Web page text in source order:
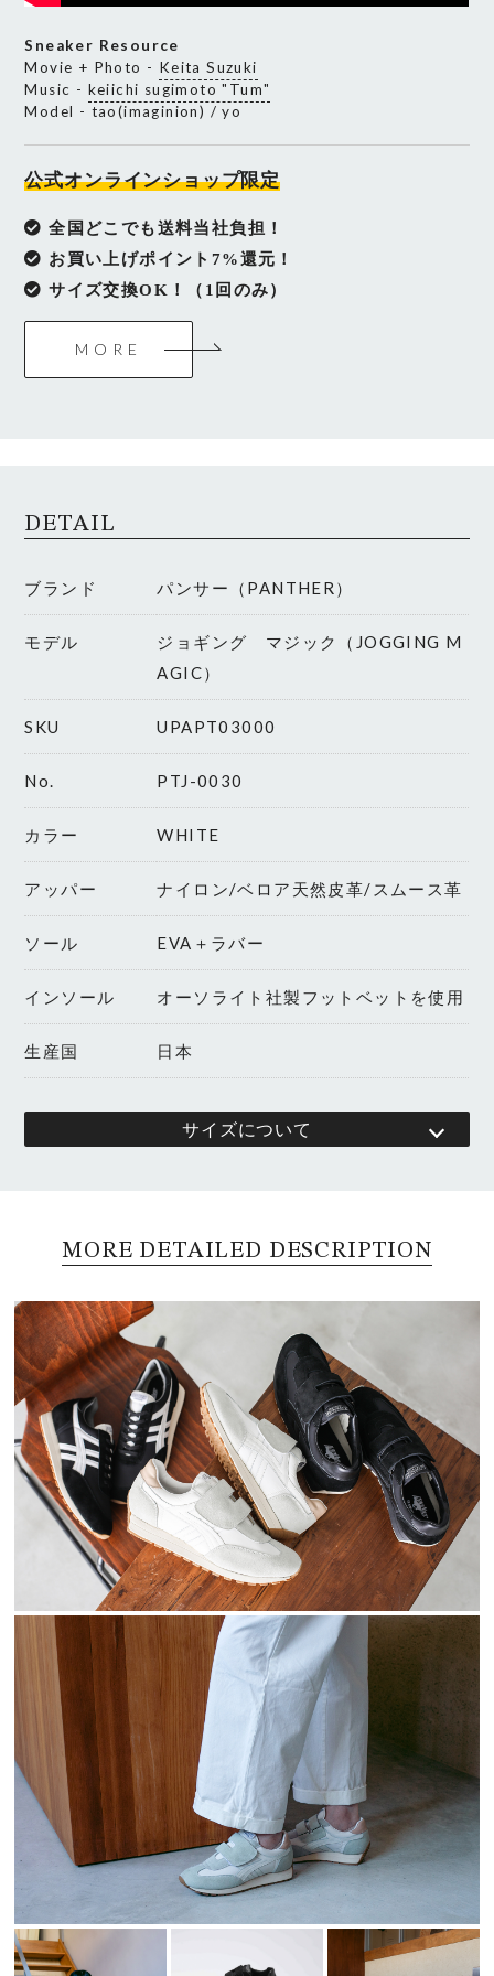
Sneaker Resource
Movie + Photo - Keita Suzuki
Music - keiichi sugimoto "Tum"
Model - tao(imaginion) / yo
公式オンラインショップ限定
全国どこでも送料当社負担！
お買い上げポイント7%還元！
サイズ交換OK！（1回のみ）
MORE
DETAIL
ブランド パンサー（PANTHER）
モデル
ジョギング マジック（JOGGING M
AGIC）
SKU UPAPT03000
No. PTJ-0030
カラー WHITE
アッパー ナイロン/ベロア天然皮革/スムース革
ソール EVA＋ラバー
インソール オーソライト社製フットベットを使用
生産国 日本
サイズについて
MORE DETAILED DESCRIPTION